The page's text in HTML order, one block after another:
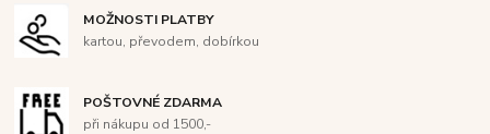
MOŽNOSTI PLATBY
kartou, převodem, dobírkou
POŠTOVNÉ ZDARMA
při nákupu od 1500,-